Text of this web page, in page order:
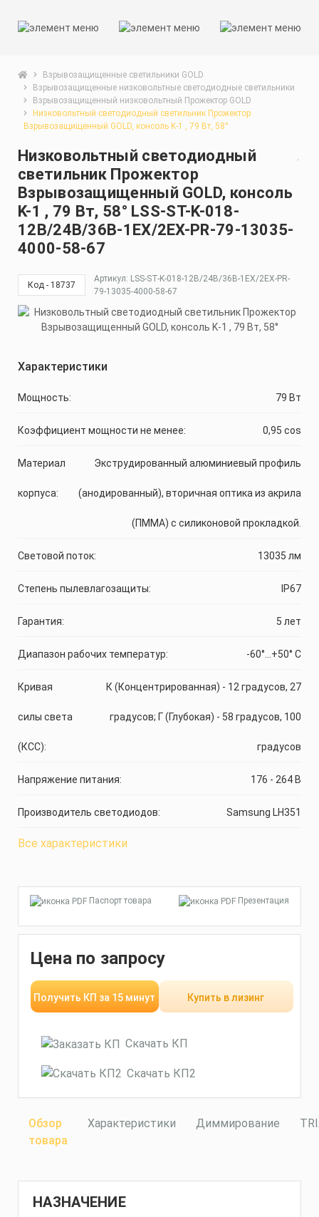
Взрывозащищенные светильники GOLD
Взрывозащищенные низковольтные светодиодные светильники
Взрывозащищенный низковольтный Прожектор GOLD
Низковольтный светодиодный светильник Прожектор
Взрывозащищенный GOLD, консоль K-1 , 79 Вт, 58°
Низковольтный светодиодный
светильник Прожектор
Взрывозащищенный GOLD, консоль
K-1 , 79 Вт, 58° LSS-ST-K-018-
12В/24В/36В-1EX/2EX-PR-79-13035-
4000-58-67
Код - 18737
Артикул: LSS-ST-K-018-12В/24В/36В-1EX/2EX-PR-
79-13035-4000-58-67
Характеристики
Мощность: 79 Вт
Коэффициент мощности не менее: 0,95 cos
Материал
корпуса:
Экструдированный алюминиевый профиль
(анодированный), вторичная оптика из акрила
(ПММА) с силиконовой прокладкой.
Световой поток: 13035 лм
Степень пылевлагозащиты: IP67
Гарантия: 5 лет
Диапазон рабочих температур: -60°...+50° C
Кривая
силы света
(КСС):
К (Концентрированная) - 12 градусов, 27
градусов; Г (Глубокая) - 58 градусов, 100
градусов
Напряжение питания: 176 - 264 В
Производитель светодиодов: Samsung LH351
Все характеристики
Паспорт товара Презентация
Цена по запросу
Получить КП за 15 минут Купить в лизинг
Скачать КП
Скачать КП2
Обзор
товара
Характеристики Диммирование
НАЗНАЧЕНИЕ